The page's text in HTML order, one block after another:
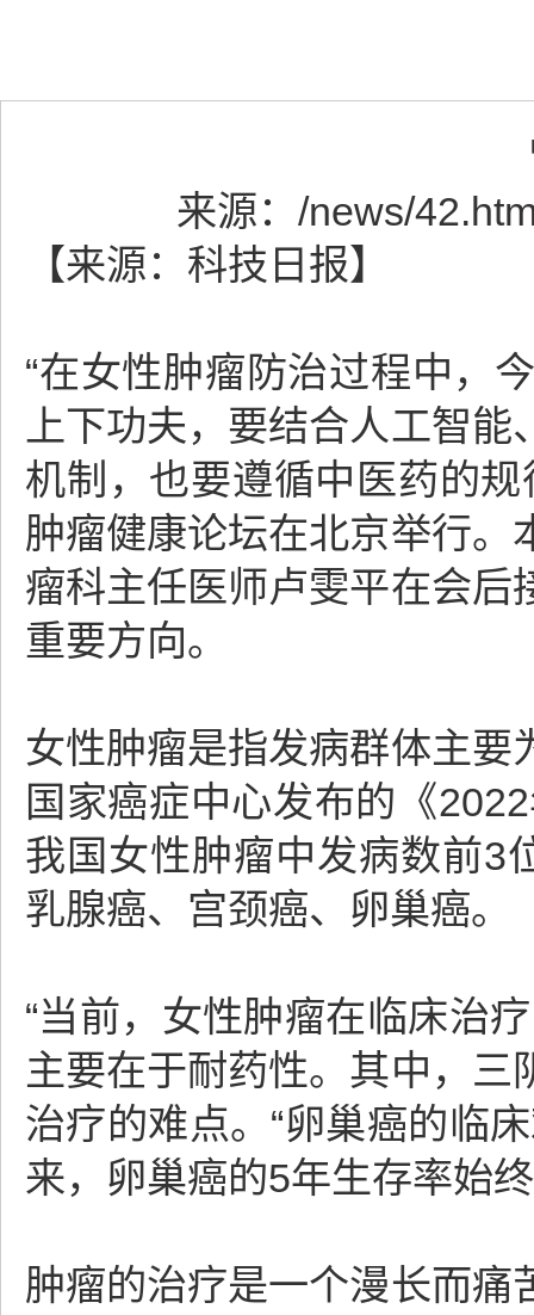
来源： /news/
【来源：科技日报】
“在女性肿瘤防治过程中，
上下功夫，要结合人工智
机制，也要遵循中医药的
肿瘤健康论坛在北京举行。
瘤科主任医师卢雯平在会后
重要方向。
女性肿瘤是指发病群体主要
国家癌症中心发布的《
我国女性肿瘤中发病数前3
乳腺癌、宫颈癌、卵巢癌。
“当前，女性肿瘤在临床治
主要在于耐药性。其中，
治疗的难点。“卵巢癌的临
来，卵巢癌的5年生存率始
肿瘤的治疗是一个漫长而痛